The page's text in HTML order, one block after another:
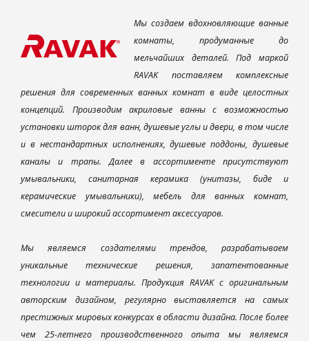
Мы создаем вдохновляющие ванные
комнаты, продуманные до
мельчайших деталей. Под маркой
RAVAK поставляем комплексные
решения для современных ванных комнат в виде целостных
концепций. Производим акриловые ванны с возможностью
установки шторок для ванн, душевые углы и двери, в том числе
и в нестандартных исполнениях, душевые поддоны, душевые
каналы и трапы. Далее в ассортименте присутствуют
умывальники, санитарная керамика (унитазы, биде и
керамические умывальники), мебель для ванных комнат,
смесители и широкий ассортимент аксессуаров.
Мы являемся создателями трендов, разрабатываем
уникальные технические решения, запатентованные
технологии и материалы. Продукция RAVAK с оригинальным
авторским дизайном, регулярно выставляется на самых
престижных мировых конкурсах в области дизайна. После более
чем 25-летнего производственного опыта мы являемся